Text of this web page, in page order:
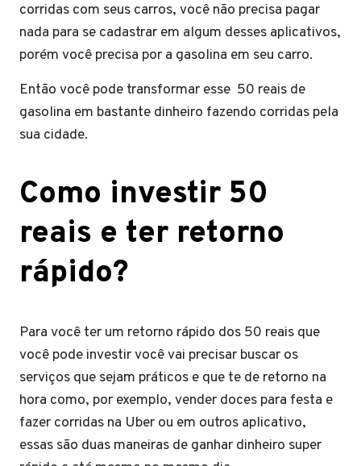
corridas com seus carros, você não precisa pagar
nada para se cadastrar em algum desses aplicativos,
porém você precisa por a gasolina em seu carro.
Então você pode transformar esse 50 reais de
gasolina em bastante dinheiro fazendo corridas pela
sua cidade.
Como investir 50
reais e ter retorno
rápido?
Para você ter um retorno rápido dos 50 reais que
você pode investir você vai precisar buscar os
serviços que sejam práticos e que te de retorno na
hora como, por exemplo, vender doces para festa e
fazer corridas na Uber ou em outros aplicativo,
essas são duas maneiras de ganhar dinheiro super